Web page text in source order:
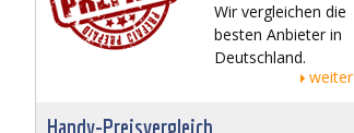
Wir vergleichen die
besten Anbieter in
Deutschland.
weiter
Handy-Preisvergleich